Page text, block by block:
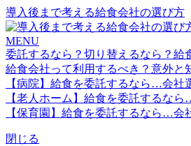
導入後まで考える給食会社の選び方
MENU
委託するなら？切り替えるなら？給
給食会社って利用するべき？意外と
【病院】給食を委託するなら…会社
【老人ホーム】給食を委託するな
【保育園】給食を委託するなら…会
閉じる